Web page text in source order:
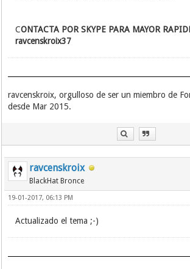
CONTACTA POR SKYPE PARA MAYOR
ravcenskroix37
ravcenskroix, orgulloso de ser un miembro de
desde Mar 2015.
ravcenskroix
BlackHat Bronce
19-01-2017, 06:13 PM
Actualizado el tema ;-)